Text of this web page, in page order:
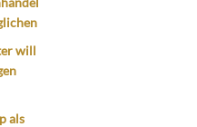
will
als